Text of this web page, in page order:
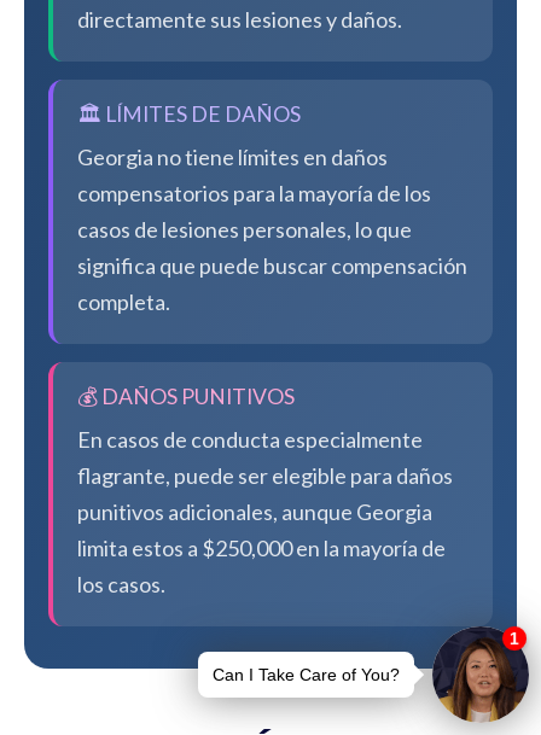
directamente sus lesiones y daños.
🏛️ LÍMITES DE DAÑOS
Georgia no tiene límites en daños
compensatorios para la mayoría de los
casos de lesiones personales, lo que
significa que puede buscar compensación
completa.
💰 DAÑOS PUNITIVOS
En casos de conducta especialmente
flagrante, puede ser elegible para daños
punitivos adicionales, aunque Georgia
limita estos a $250,000 en la mayoría de
los casos.